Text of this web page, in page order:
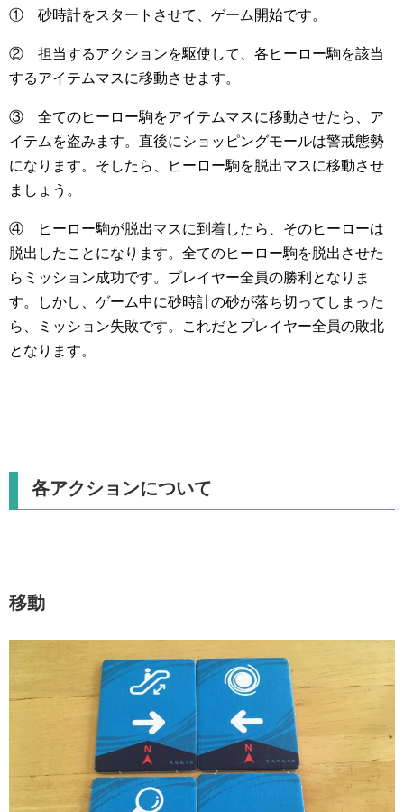
① 砂時計をスタートさせて、ゲーム開始です。
② 担当するアクションを駆使して、各ヒーロー駒を該当
するアイテムマスに移動させます。
③ 全てのヒーロー駒をアイテムマスに移動させたら、ア
イテムを盗みます。直後にショッピングモールは警戒態勢
になります。そしたら、ヒーロー駒を脱出マスに移動させ
ましょう。
④ ヒーロー駒が脱出マスに到着したら、そのヒーローは
脱出したことになります。全てのヒーロー駒を脱出させた
らミッション成功です。プレイヤー全員の勝利となりま
す。しかし、ゲーム中に砂時計の砂が落ち切ってしまった
ら、ミッション失敗です。これだとプレイヤー全員の敗北
となります。
各アクションについて
移動